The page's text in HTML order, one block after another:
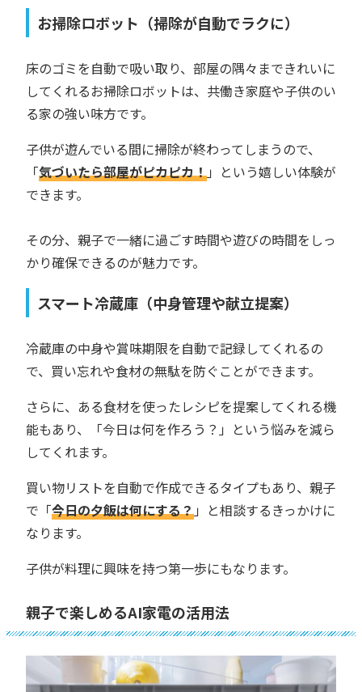
お掃除ロボット（掃除が自動でラクに）
床のゴミを自動で吸い取り、部屋の隅々まできれいに
してくれるお掃除ロボットは、共働き家庭や子供のい
る家の強い味方です。
子供が遊んでいる間に掃除が終わってしまうので、
「気づいたら部屋がピカピカ！」という嬉しい体験が
できます。
その分、親子で一緒に過ごす時間や遊びの時間をしっ
かり確保できるのが魅力です。
スマート冷蔵庫（中身管理や献立提案）
冷蔵庫の中身や賞味期限を自動で記録してくれるの
で、買い忘れや食材の無駄を防ぐことができます。
さらに、ある食材を使ったレシピを提案してくれる機
能もあり、「今日は何を作ろう？」という悩みを減ら
してくれます。
買い物リストを自動で作成できるタイプもあり、親子
で「今日の夕飯は何にする？」と相談するきっかけに
なります。
子供が料理に興味を持つ第一歩にもなります。
親子で楽しめるAI家電の活用法